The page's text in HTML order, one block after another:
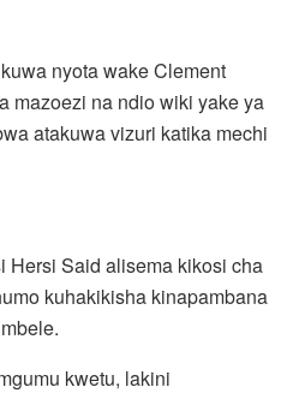
nyota wake Clement
mazoezi na ndio wiki yake ya
atakuwa vizuri katika mechi
Hersi Said alisema kikosi cha
kuhakikisha kinapambana
kwetu, lakini